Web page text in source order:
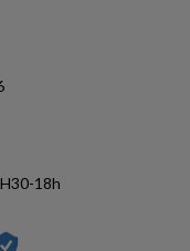
18h